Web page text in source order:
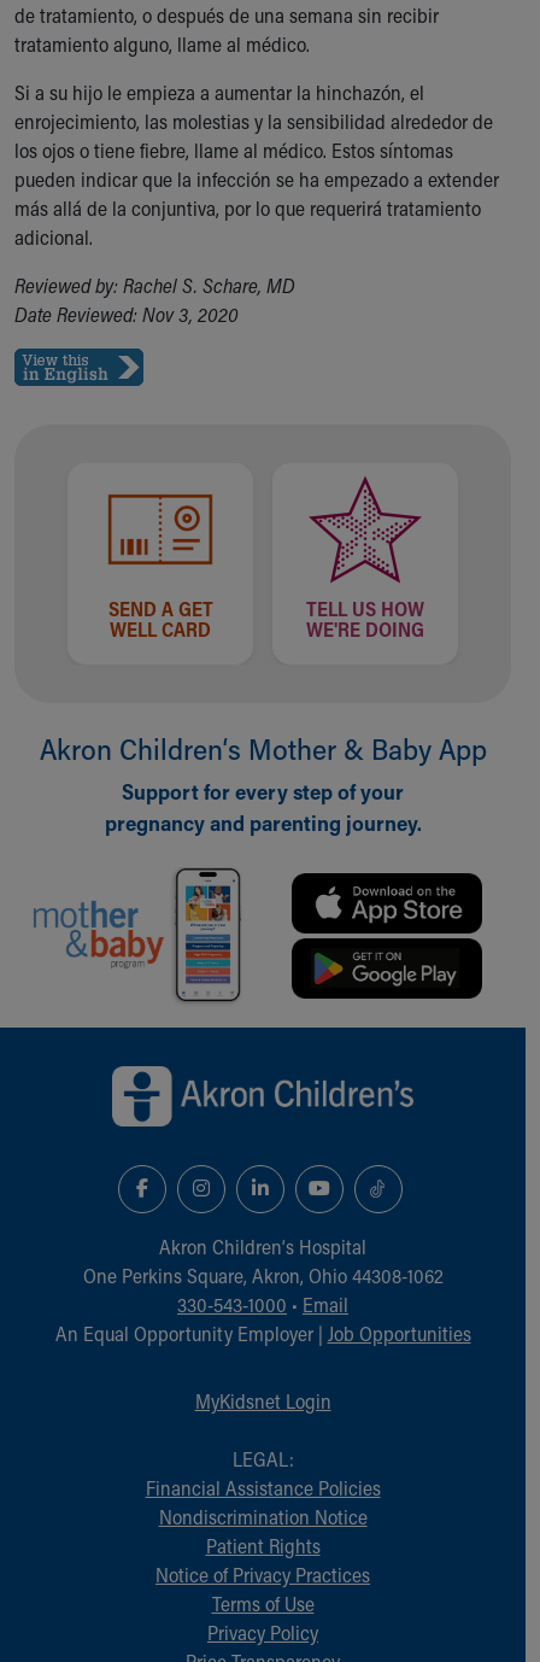
de tratamiento, o después de una semana sin recibir
tratamiento alguno, llame al médico.
Si a su hijo le empieza a aumentar la hinchazón, el
enrojecimiento, las molestias y la sensibilidad alrededor de
los ojos o tiene fiebre, llame al médico. Estos síntomas
pueden indicar que la infección se ha empezado a extender
más allá de la conjuntiva, por lo que requerirá tratamiento
adicional.
Reviewed by: Rachel S. Schare, MD
Date Reviewed: Nov 3, 2020
SEND A GET
WELL CARD
TELL US HOW
WE'RE DOING
Akron Children‘s Mother & Baby App
Support for every step of your
pregnancy and parenting journey.
Akron Children‘s Hospital
One Perkins Square, Akron, Ohio 44308-1062
330-543-1000 • Email
An Equal Opportunity Employer | Job Opportunities
MyKidsnet Login
LEGAL:
Financial Assistance Policies
Nondiscrimination Notice
Patient Rights
Notice of Privacy Practices
Terms of Use
Privacy Policy